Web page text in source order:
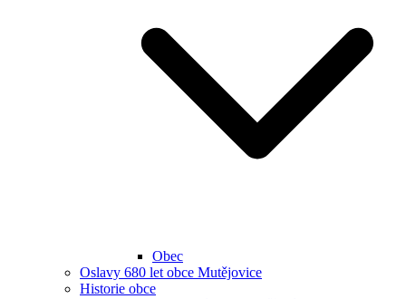
Obec
Oslavy 680 let obce Mutějovice
Historie obce